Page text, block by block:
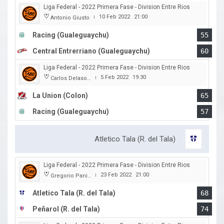
Liga Federal - 2022 Primera Fase - Division Entre Rios
Antonio Giusto | 10 Feb 2022 21:00
Racing (Gualeguaychu)
55
Central Entrerriano (Gualeguaychu)
60
Liga Federal - 2022 Primera Fase - Division Entre Rios
Carlos Delasoie | 5 Feb 2022 19:30
La Union (Colon)
65
Racing (Gualeguaychu)
57
Atletico Tala (R. del Tala)
Liga Federal - 2022 Primera Fase - Division Entre Rios
Gregorio Panizza | 23 Feb 2022 21:00
Atletico Tala (R. del Tala)
68
Peñarol (R. del Tala)
74